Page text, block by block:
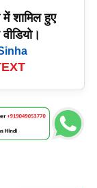
में शामिल हुए